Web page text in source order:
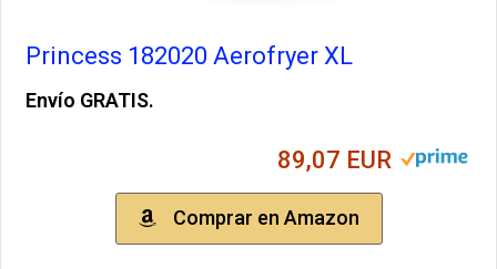
Princess 182020 Aerofryer XL
Envío GRATIS.
89,07 EUR
Comprar en Amazon